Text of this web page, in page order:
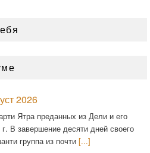
2026
Ятра преданных из Дели и его
г. В завершение десяти дней своего
группа из почти [...]